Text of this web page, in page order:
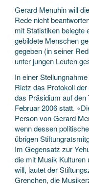
Gerard Menuhin will
Rede nicht
mit Statistiken belegte
gebildete Menschen
gegeben (in seiner
unter jungen Leuten
In einer
Rietz das Protokoll
das Präsidium auf
Februar 2006 statt.
Person von Gerard
wenn dessen
übrigen
Im Gegensatz zur
die mit Musik Kulturen
will, lautet der
Grenchen, die